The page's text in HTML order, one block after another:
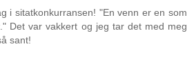
i sitatkonkurransen! "En venn er en som
Det var vakkert og jeg tar det med meg
sant!